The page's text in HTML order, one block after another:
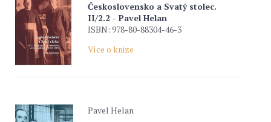
Československo a Svatý stolec.
II/2.2 - Pavel Helan
ISBN: 978-80-88304-46-3
Více o knize
Pavel Helan